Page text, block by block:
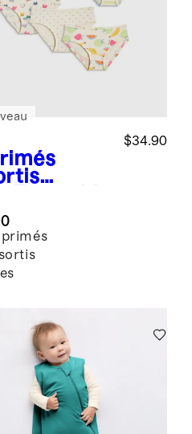
culottes
100 %
filles
$34.90